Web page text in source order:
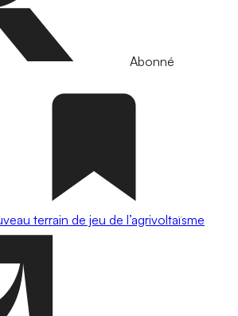
Abonné
terrain de jeu de l’agrivoltaïsme